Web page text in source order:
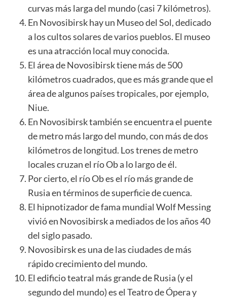
curvas más larga del mundo (casi 7 kilómetros).
En Novosibirsk hay un Museo del Sol, dedicado
a los cultos solares de varios pueblos. El museo
es una atracción local muy conocida.
El área de Novosibirsk tiene más de 500
kilómetros cuadrados, que es más grande que el
área de algunos países tropicales, por ejemplo,
Niue.
En Novosibirsk también se encuentra el puente
de metro más largo del mundo, con más de dos
kilómetros de longitud. Los trenes de metro
locales cruzan el río Ob a lo largo de él.
Por cierto, el río Ob es el río más grande de
Rusia en términos de superficie de cuenca.
El hipnotizador de fama mundial Wolf Messing
vivió en Novosibirsk a mediados de los años 40
del siglo pasado.
Novosibirsk es una de las ciudades de más
rápido crecimiento del mundo.
El edificio teatral más grande de Rusia (y el
segundo del mundo) es el Teatro de Ópera y